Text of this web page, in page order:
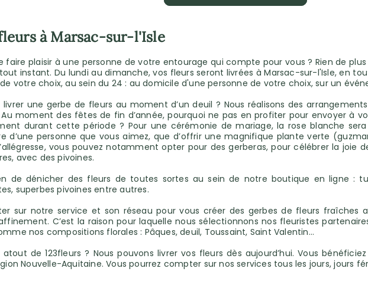
à Marsac-sur-l'Isle
faire plaisir à une personne de votre entourage qui compte pour vous ? Rien de
instant. Du lundi au dimanche, vos fleurs seront livrées à Marsac-sur-l'Isle, en
votre choix, au sein du 24 : au domicile d'une personne de votre choix, sur un
livrer une gerbe de fleurs au moment d’un deuil ? Nous réalisons des
moment des fêtes de fin d’année, pourquoi ne pas en profiter pour envoyer à
durant cette période ? Pour une cérémonie de mariage, la rose blanche
d’une personne que vous aimez, que d’offrir une magnifique plante verte
vous pouvez notamment opter pour des gerberas, pour célébrer la joie
avec des pivoines.
de dénicher des fleurs de toutes sortes au sein de notre boutique en ligne :
superbes pivoines entre autres.
sur notre service et son réseau pour vous créer des gerbes de fleurs
C’est la raison pour laquelle nous sélectionnons nos fleuristes
nos compositions florales : Pâques, deuil, Toussaint, Saint Valentin…
de 123fleurs ? Nous pouvons livrer vos fleurs dès aujourd’hui. Vous
Nouvelle-Aquitaine. Vous pourrez compter sur nos services tous les jours, jours